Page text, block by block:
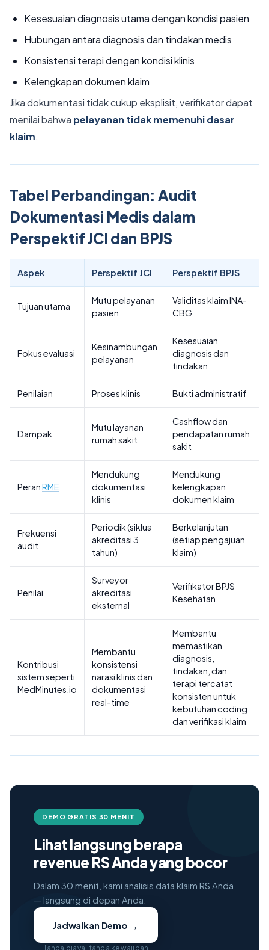
Kesesuaian diagnosis utama dengan kondisi pasien
Hubungan antara diagnosis dan tindakan medis
Konsistensi terapi dengan kondisi klinis
Kelengkapan dokumen klaim
Jika dokumentasi tidak cukup eksplisit, verifikator dapat
menilai bahwa pelayanan tidak memenuhi dasar
klaim.
Tabel Perbandingan: Audit
Dokumentasi Medis dalam
Perspektif JCI dan BPJS
Aspek Perspektif JCI Perspektif BPJS
Tujuan utama
Mutu pelayanan
pasien
Validitas klaim INA-
CBG
Fokus evaluasi
Kesinambungan
pelayanan
Kesesuaian
diagnosis dan
tindakan
Penilaian Proses klinis Bukti administratif
Dampak
Mutu layanan
rumah sakit
Cashflow dan
pendapatan rumah
sakit
PeranRME
Mendukung
dokumentasi
klinis
Mendukung
kelengkapan
dokumen klaim
Frekuensi
audit
Periodik (siklus
akreditasi 3
tahun)
Berkelanjutan
(setiap pengajuan
klaim)
Penilai
Surveyor
akreditasi
eksternal
Verifikator BPJS
Kesehatan
Kontribusi
sistem seperti
MedMinutes.io
Membantu
konsistensi
narasi klinis dan
dokumentasi
real-time
Membantu
memastikan
diagnosis,
tindakan, dan
terapi tercatat
konsisten untuk
kebutuhan coding
dan verifikasi klaim
DEMO GRATIS 30 MENIT
Lihat langsung berapa
revenue RS Anda yang bocor
Dalam 30 menit, kami analisis data klaim RS Anda
— langsung di depan Anda.
Jadwalkan Demo →
Tanpa biaya, tanpa kewajiban